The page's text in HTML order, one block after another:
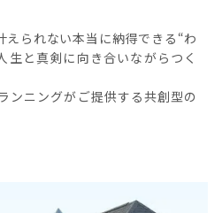
えられない本当に納得できる“わ
生と真剣に向き合いながらつく
ンニングがご提供する共創型の